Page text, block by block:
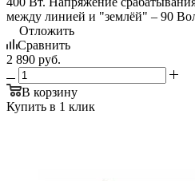
между линией и "землёй" – 90
Отложить
Сравнить
2 890 руб.
В корзину
Купить в 1 клик